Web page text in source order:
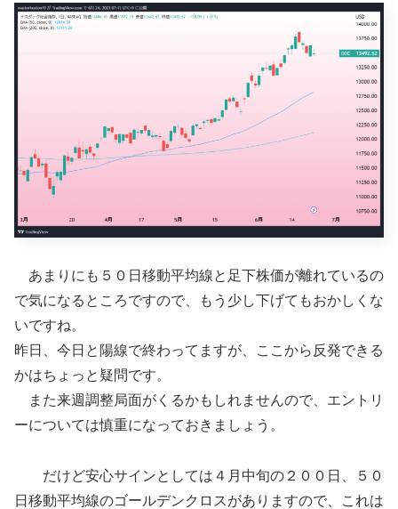
あまりにも５０日移動平均線と足下株価が離れているの
で気になるところですので、もう少し下げてもおかしくな
いですね。
昨日、今日と陽線で終わってますが、ここから反発できる
かはちょっと疑問です。
また来週調整局面がくるかもしれませんので、エントリ
ーについては慎重になっておきましょう。
だけど安心サインとしては４月中旬の２００日、５０
日移動平均線のゴールデンクロスがありますので、これは